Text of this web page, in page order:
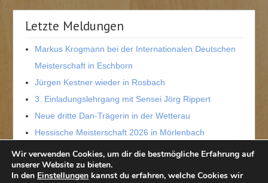
Letzte Meldungen
Markus Krogmann bei der Internationalen Deutschen
Meisterschaft in Eschborn
Jürgen Kestner wieder in Rosbach
3. Einladungslehrgang mit Sensei Jörg Rippert
Neue dritte Dan-Trägerin in der Wetterau
Hessische Meisterschaft 2026 in Mörlenbach
Wir verwenden Cookies, um dir die bestmögliche Erfahrung auf
unserer Website zu bieten.
In den Einstellungen kannst du erfahren, welche Cookies wir